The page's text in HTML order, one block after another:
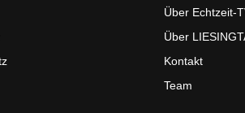
Über Echtzeit-
Über
Kontakt
Team